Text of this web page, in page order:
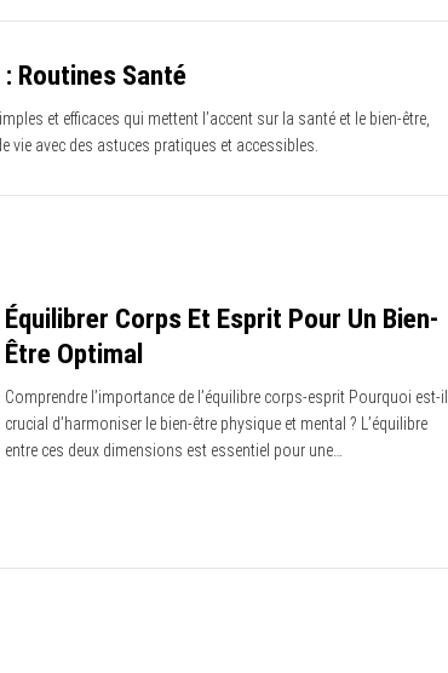
Routines Santé
et efficaces qui mettent l’accent sur la santé et le bien-être,
avec des astuces pratiques et accessibles.
Équilibrer Corps Et Esprit Pour Un Bien-
Être Optimal
Comprendre l’importance de l’équilibre corps-esprit Pourquoi est-il
crucial d’harmoniser le bien-être physique et mental ? L’équilibre
entre ces deux dimensions est essentiel pour une…